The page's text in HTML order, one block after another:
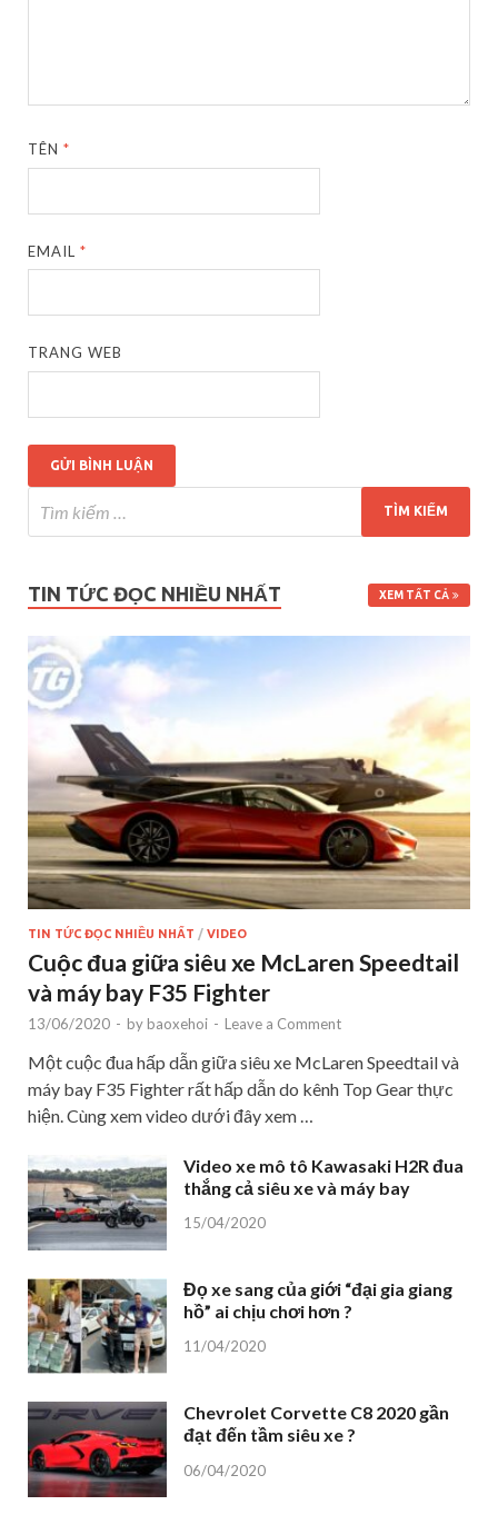
TÊN*
EMAIL*
TRANG WEB
TIN TỨC ĐỌC NHIỀU NHẤT XEM TẤT CẢ
TIN TỨC ĐỌC NHIỀU NHẤT / VIDEO
Cuộc đua giữa siêu xe McLaren Speedtail
và máy bay F35 Fighter
13/06/2020 - by baoxehoi - Leave a Comment
Một cuộc đua hấp dẫn giữa siêu xe McLaren Speedtail và
máy bay F35 Fighter rất hấp dẫn do kênh Top Gear thực
hiện. Cùng xem video dưới đây xem …
Video xe mô tô Kawasaki H2R đua
thắng cả siêu xe và máy bay
15/04/2020
Đọ xe sang của giới “đại gia giang
hồ” ai chịu chơi hơn ?
11/04/2020
Chevrolet Corvette C8 2020 gần
đạt đến tầm siêu xe ?
06/04/2020